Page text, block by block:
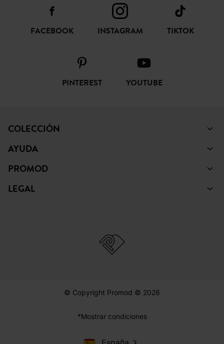
FACEBOOK INSTAGRAM TIKTOK
PINTEREST YOUTUBE
COLECCIÓN
AYUDA
PROMOD
LEGAL
© Copyright Promod © 2026
*Mostrar condiciones